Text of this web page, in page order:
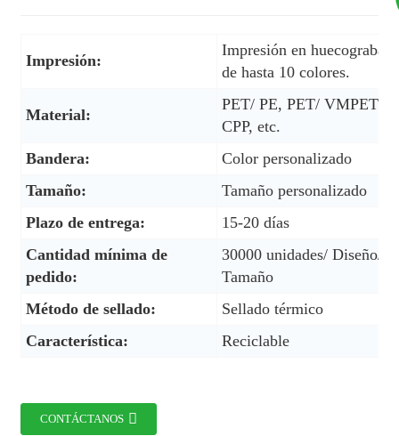
Impresión:
Impresión en
de hasta 10 colores.
Material:
PET/ PE, PET/ VMPET/
CPP, etc.
Bandera:
Color personalizado
Tamaño:
Tamaño personalizado
Plazo de entrega:
15-20 días
Cantidad mínima de
pedido:
30000 unidades/ Diseño/
Tamaño
Método de sellado:
Sellado térmico
Característica:
Reciclable
CONTÁCTANOS